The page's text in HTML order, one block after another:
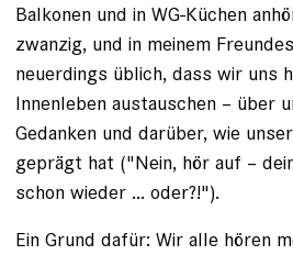
Balkonen und in WG-Küchen
zwanzig, und in meinem
neuerdings üblich, dass wir uns
Innenleben austauschen – über
Gedanken und darüber, wie
geprägt hat ("Nein, hör auf –
schon wieder ... oder?!").
Ein Grund dafür: Wir alle hören